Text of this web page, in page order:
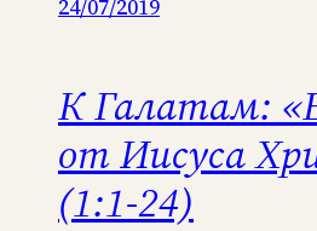
24/07/2019
К Галатам:
от Иисуса
(1:1-24)